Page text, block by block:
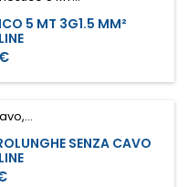
5 MT 3G1.5 MM²
SENZA CAVO